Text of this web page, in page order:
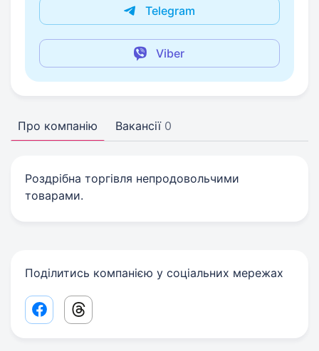
Telegram
Viber
Про компанію Вакансії 0
Роздрібна торгівля непродовольчими
товарами.
Поділитись компанією у соціальних мережах
Facebook share link
Threads share link